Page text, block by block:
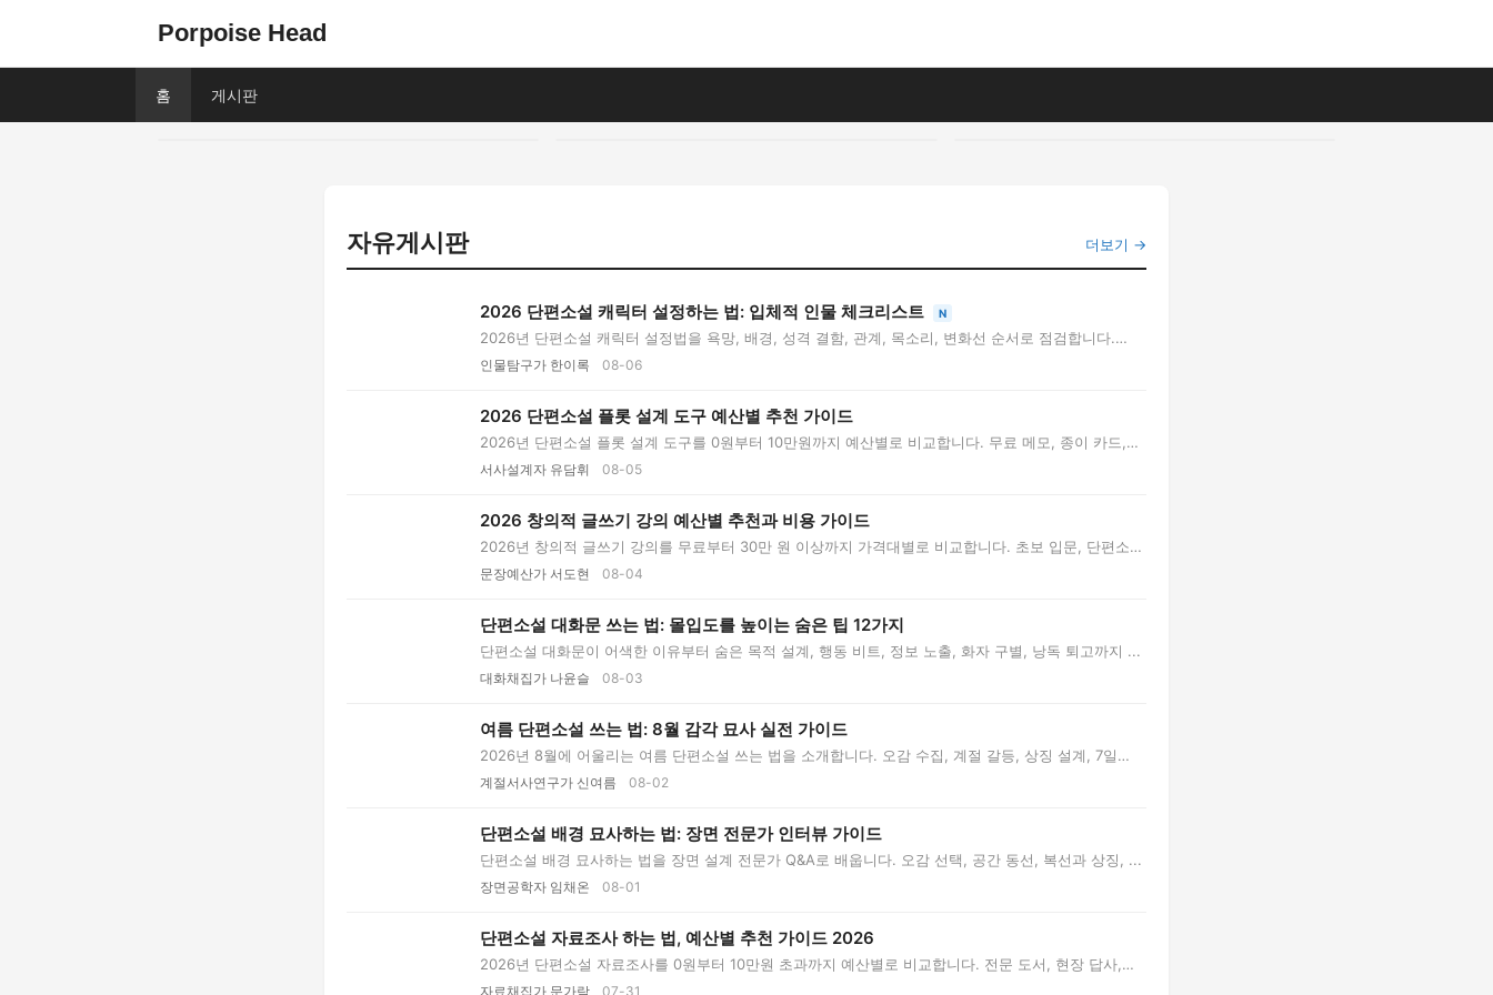
Porpoise Head
홈 게시판
자유게시판
2026 단편소설 캐릭터 설정하는 법: 입체적 인물 체크리스트 N
2026년 단편소설 캐릭터 설정법을 욕망, 배경, 성격 결함, 관계, 목소리, 변화선 순서로 점검합니다.
입...
인물탐구가 한이록 08-06
2026 단편소설 플롯 설계 도구 예산별 추천 가이드
2026년 단편소설 플롯 설계 도구를 0원부터 10만원까지 예산별로 비교합니다. 무료 메모, 종이 카드,
디...
서사설계자 유담휘 08-05
2026 창의적 글쓰기 강의 예산별 추천과 비용 가이드
2026년 창의적 글쓰기 강의를 무료부터 30만 원 이상까지 가격대별로 비교합니다. 초보 입문, 단편소설
...
문장예산가 서도현 08-04
단편소설 대화문 쓰는 법: 몰입도를 높이는 숨은 팁 12가지
단편소설 대화문이 어색한 이유부터 숨은 목적 설계, 행동 비트, 정보 노출, 화자 구별, 낭독 퇴고까지 ...
대화채집가 나윤슬 08-03
여름 단편소설 쓰는 법: 8월 감각 묘사 실전 가이드
2026년 8월에 어울리는 여름 단편소설 쓰는 법을 소개합니다. 오감 수집, 계절 갈등, 상징 설계, 7일
완...
계절서사연구가 신여름 08-02
단편소설 배경 묘사하는 법: 장면 전문가 인터뷰 가이드
단편소설 배경 묘사하는 법을 장면 설계 전문가 Q&A로 배웁니다. 오감 선택, 공간 동선, 복선과 상징, ...
장면공학자 임채온 08-01
단편소설 자료조사 하는 법, 예산별 추천 가이드 2026
2026년 단편소설 자료조사를 0원부터 10만원 초과까지 예산별로 비교합니다. 전문 도서, 현장 답사,
인...
자료채집가 문가람 07-31
더보기 →